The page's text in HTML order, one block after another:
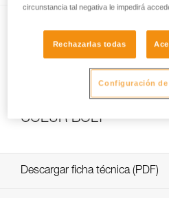
Slackline con los
COEUR BOLT
Descargar ficha técnica (PDF)
circunstancia tal negativa le impedirá
Rechazarlas todas
Configuración